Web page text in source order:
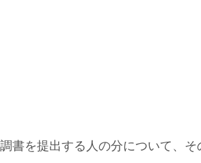
書を提出する人の分について、そ